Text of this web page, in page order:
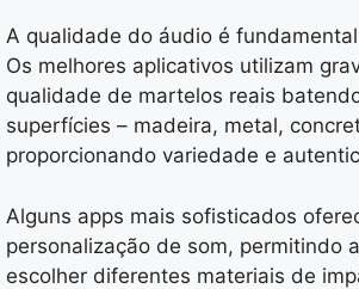
A qualidade do áudio é
Os melhores aplicativos utilizam
qualidade de martelos reais
superfícies – madeira, metal,
proporcionando variedade e
Alguns apps mais sofisticados
personalização de som, permitindo
escolher diferentes materiais de